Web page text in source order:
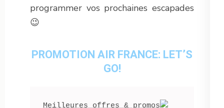
programmer vos prochaines escapades
😉
PROMOTION AIR FRANCE: LET’S
GO!
Meilleures offres & promos